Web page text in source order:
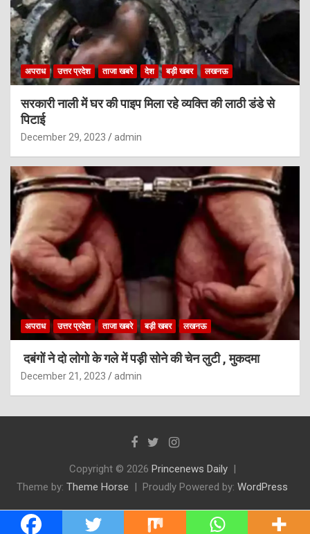
अपराध उत्तर प्रदेश ताजा खबरे देश बड़ी खबर लखनऊ
सरकारी नाली में घर की पाइप मिला रहे व्यक्ति की लाठी डंडे से
पिटाई
December 29, 2023 admin
अपराध उत्तर प्रदेश ताजा खबरे बड़ी खबर लखनऊ
दबंगों ने दो लोगो के गले में पड़ी सोने की चेन लुटी , मुकदमा
December 21, 2023 admin
Copyright © 2026 Princenews Daily
Theme by: Theme Horse Proudly Powered by: WordPress